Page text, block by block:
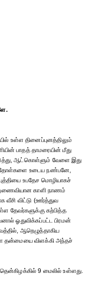
உள்ள தினைப்புனத்திலும்
பாதத் தாமரையின் மீது
ஆட்கொள்ளும் வேளை இது
தோள்களை உடைய நண்பனே,
உபதேச மொழியாகச்
காளி நாணம்
வீசி விட்டு (ஊர்த்துவ
தேவர்களுக்கு கற்பித்த
ஓதுவிக்கப்பட்ட பிரமன்
ஆறெழுத்தாகிய
தன்மையை விளக்கி அந்தச்
தென்கிழக்கில் 9 மைலில் உள்ளது.